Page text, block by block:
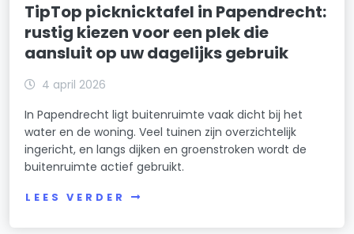
TipTop picknicktafel in Papendrecht:
rustig kiezen voor een plek die
aansluit op uw dagelijks gebruik
4 april 2026
In Papendrecht ligt buitenruimte vaak dicht bij het
water en de woning. Veel tuinen zijn overzichtelijk
ingericht, en langs dijken en groenstroken wordt de
buitenruimte actief gebruikt.
LEES VERDER